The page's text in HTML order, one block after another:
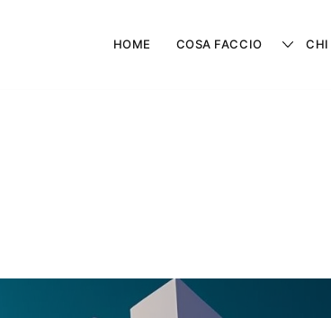
HOME COSA FACCIO CHI